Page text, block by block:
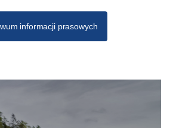
informacji prasowych